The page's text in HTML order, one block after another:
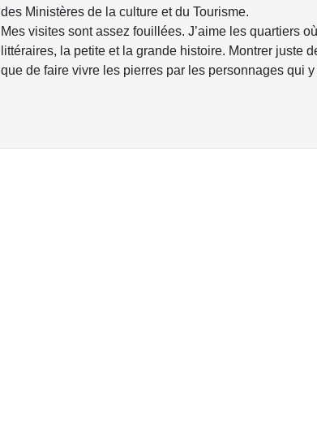
des Ministères de la culture et du Tourisme.
Mes visites sont assez fouillées. J’aime les quartiers
littéraires, la petite et la grande histoire. Montrer juste
que de faire vivre les pierres par les personnages qui